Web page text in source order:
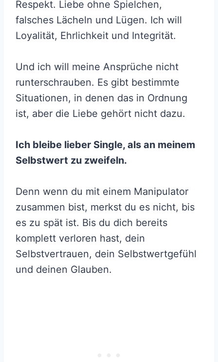
Respekt. Liebe ohne Spielchen,
falsches Lächeln und Lügen. Ich will
Loyalität, Ehrlichkeit und Integrität.
Und ich will meine Ansprüche nicht
runterschrauben. Es gibt bestimmte
Situationen, in denen das in Ordnung
ist, aber die Liebe gehört nicht dazu.
Ich bleibe lieber Single, als an meinem
Selbstwert zu zweifeln.
Denn wenn du mit einem Manipulator
zusammen bist, merkst du es nicht, bis
es zu spät ist. Bis du dich bereits
komplett verloren hast, dein
Selbstvertrauen, dein Selbstwertgefühl
und deinen Glauben.